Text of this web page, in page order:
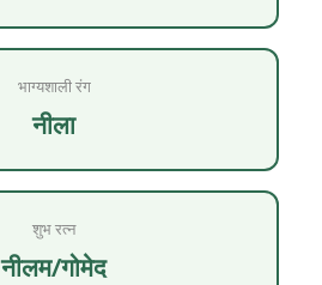
भाग्यशाली रंग
नीला
शुभ रत्न
नीलम/गोमेद